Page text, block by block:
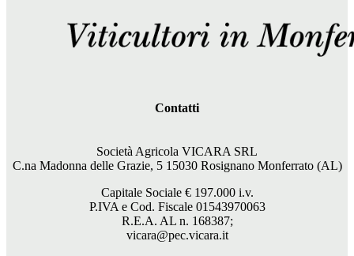
Contatti
Società Agricola VICARA SRL
C.na Madonna delle Grazie, 5 15030 Rosignano Monferrato (AL)
Capitale Sociale € 197.000i.v.
P.IVA e Cod. Fiscale 01543970063
R.E.A. AL n. 168387;
vicara@pec.vicara.it